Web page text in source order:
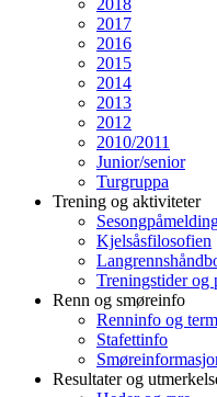
2018
2017
2016
2015
2014
2013
2012
2010/2011
Junior/senior
Turgruppa
Trening og aktiviteter
Kjelsåsfilosofien
Treningstider og
Renn og smøreinfo
Renninfo og
Stafettinfo
Resultater og